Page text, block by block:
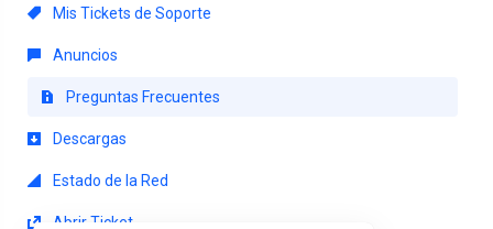
Mis Tickets de Soporte
Anuncios
Preguntas Frecuentes
Descargas
Estado de la Red
Abrir Ticket